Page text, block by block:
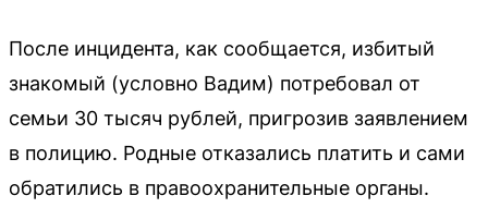
После инцидента, как сообщается, избитый
знакомый (условно Вадим) потребовал от
семьи 30 тысяч рублей, пригрозив заявлением
в полицию. Родные отказались платить и сами
обратились в правоохранительные органы.